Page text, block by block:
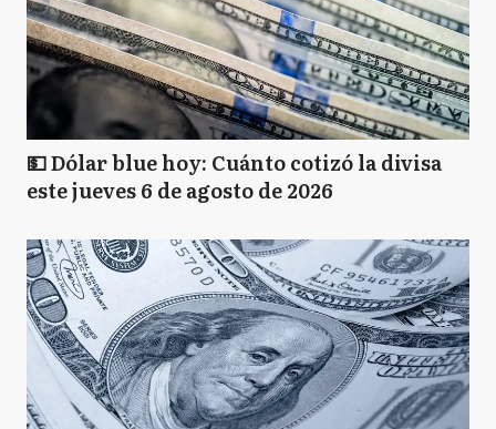
💵 Dólar blue hoy: Cuánto cotizó la divisa
este jueves 6 de agosto de 2026